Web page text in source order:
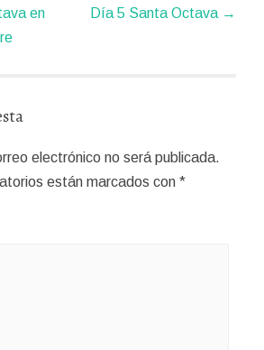
en
Día 5 Santa Octava →
electrónico no será publicada.
están marcados con*